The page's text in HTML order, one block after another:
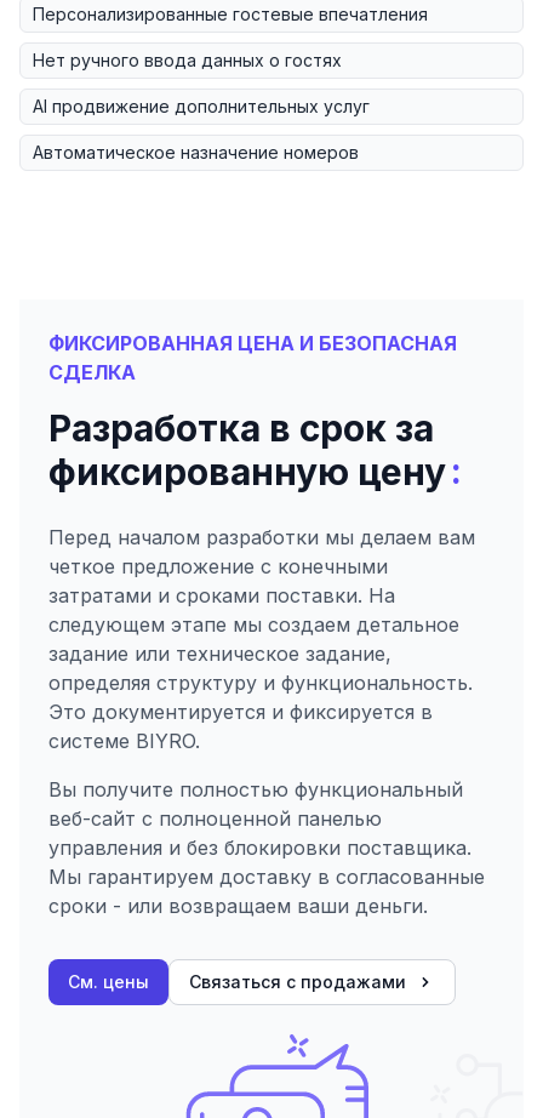
Персонализированные гостевые впечатления
Нет ручного ввода данных о гостях
AI продвижение дополнительных услуг
Автоматическое назначение номеров
ФИКСИРОВАННАЯ ЦЕНА И БЕЗОПАСНАЯ
СДЕЛКА
Разработка в срок за
фиксированную цену:
Перед началом разработки мы делаем вам
четкое предложение с конечными
затратами и сроками поставки. На
следующем этапе мы создаем детальное
задание или техническое задание,
определяя структуру и функциональность.
Это документируется и фиксируется в
системе BIYRO.
Вы получите полностью функциональный
веб-сайт с полноценной панелью
управления и без блокировки поставщика.
Мы гарантируем доставку в согласованные
сроки - или возвращаем ваши деньги.
См. цены Связаться с продажами